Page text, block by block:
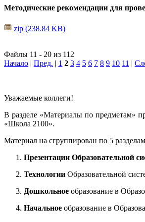
Методические рекомендации для
zip (238.84 KB)
Файлы 11 - 20 из 112
Начало | Пред. | 1 2 3 4 5 6 7 8 9 10 11 |
Уважаемые коллеги!
В разделе «Материалы по предметам»
«Школа 2100».
Материал на сгруппирован по 5
Презентации Образовательной
Технологии Образовательной
Дошкольное образование в
Начальное образование в